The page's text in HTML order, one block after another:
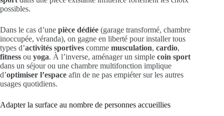
possibles.
Dans le cas d’une pièce dédiée (garage transformé, chambre
inoccupée, véranda), on gagne en liberté pour installer tous
types d’activités sportives comme musculation, cardio,
fitness ou yoga. À l’inverse, aménager un simple coin sport
dans un séjour ou une chambre multifonction implique
d’optimiser l’espace afin de ne pas empiéter sur les autres
usages quotidiens.
Adapter la surface au nombre de personnes accueillies